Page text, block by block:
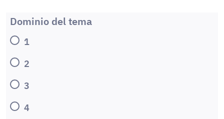
Dominio del tema
1
2
3
4